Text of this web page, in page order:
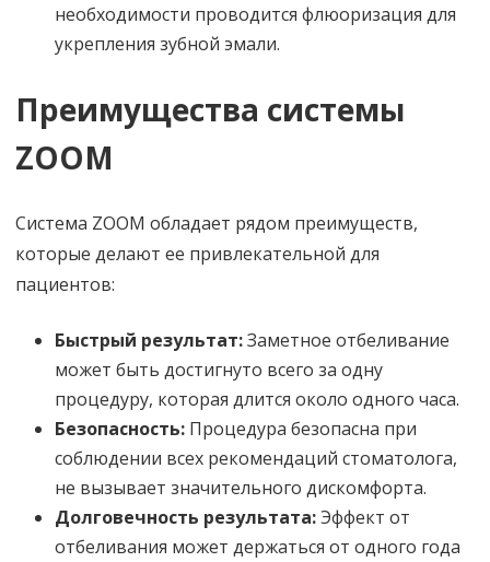
необходимости проводится флюоризация для
укрепления зубной эмали.
Преимущества системы
ZOOM
Система ZOOM обладает рядом преимуществ,
которые делают ее привлекательной для
пациентов:
Быстрый результат:Заметное отбеливание
может быть достигнуто всего за одну
процедуру, которая длится около одного часа.
Безопасность: Процедура безопасна при
соблюдении всех рекомендаций стоматолога,
не вызывает значительного дискомфорта.
Долговечность результата:Эффект от
отбеливания может держаться от одного года